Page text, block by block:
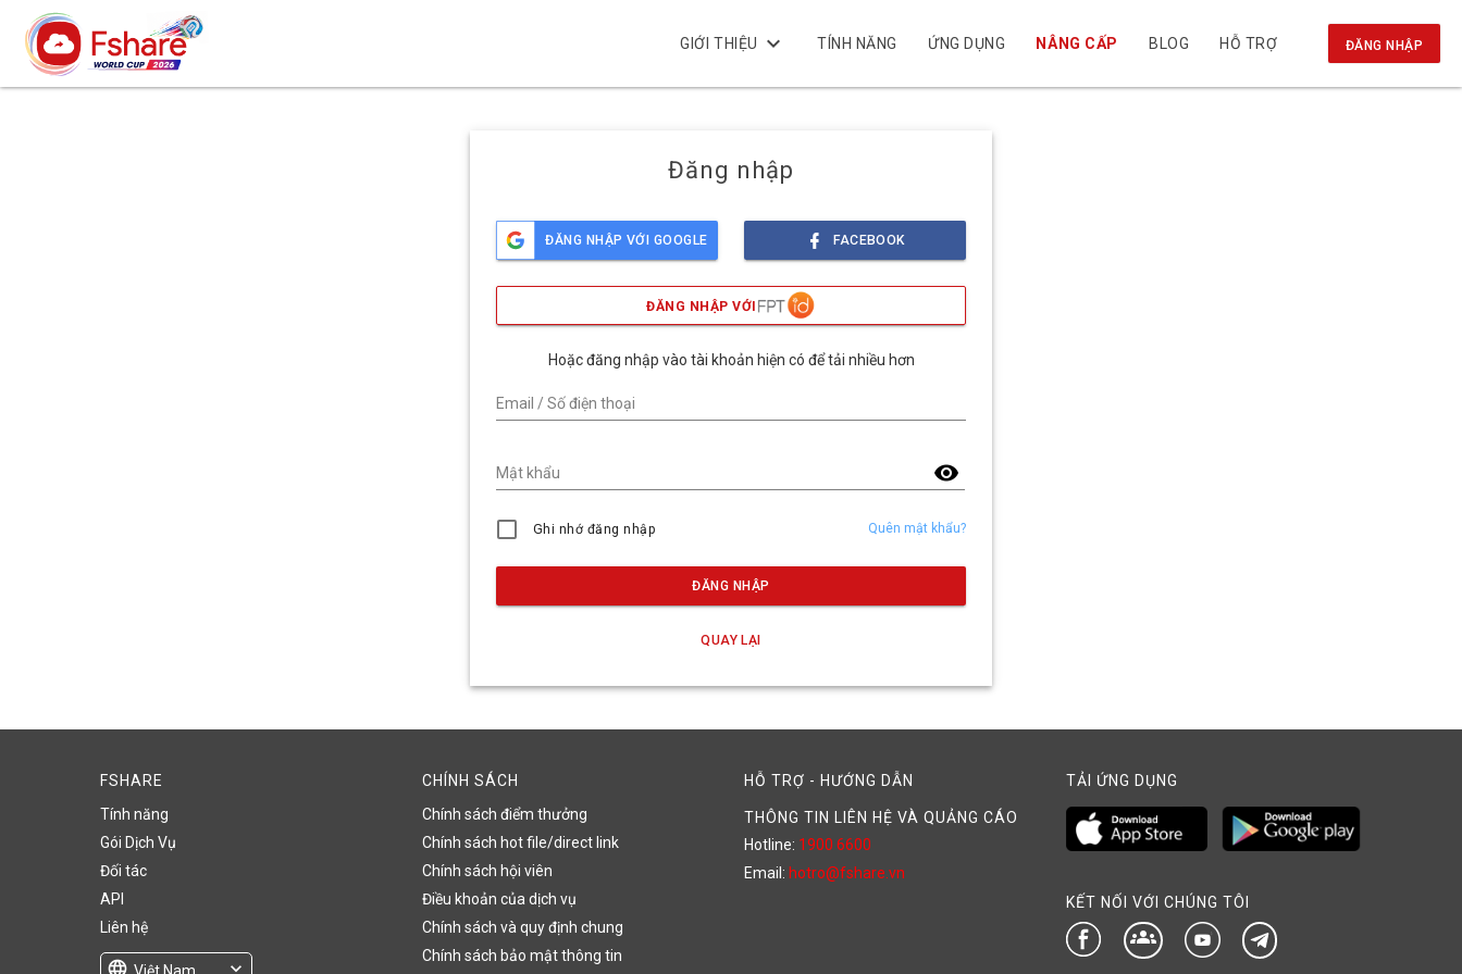
GIỚI THIỆU keyboard_arrow_down TÍNH NĂNG ỨNG DỤNG NÂNG CẤP BLOG HỖ TRỢ ĐĂNG NHẬP
Đăng nhập
ĐĂNG NHẬP VỚI GOOGLE FACEBOOK
ĐĂNG NHẬP VỚI
Hoặc đăng nhập vào tài khoản hiện có để tải nhiều hơn
Email / Số điện thoại
visibility
Mật khẩu
Ghi nhớ đăng nhập Quên mật khẩu?
ĐĂNG NHẬP
QUAY LẠI
FSHARE
Tính năng
Gói Dịch Vụ
Đối tác
API
Liên hệ
language Việt Nam expand_more
CHÍNH SÁCH
Chính sách điểm thưởng
Chính sách hot file/direct link
Chính sách hội viên
Điều khoản của dịch vụ
Chính sách và quy định chung
Chính sách bảo mật thông tin
HỖ TRỢ - HƯỚNG DẪN
THÔNG TIN LIÊN HỆ VÀ QUẢNG CÁO
Hotline: 1900 6600
Email: hotro@fshare.vn
TẢI ỨNG DỤNG
KẾT NỐI VỚI CHÚNG TÔI
groups